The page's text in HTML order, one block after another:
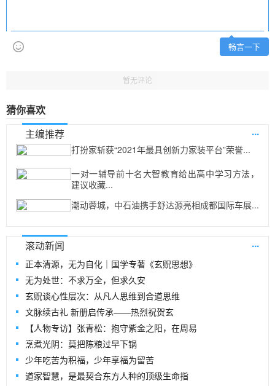
畅言一下
暂无评论
猜你喜欢
主编推荐
...
打扮家斩获“2021年最具创新力家装平台”荣誉...
一对一辅导前十名大智教育给出高中学习方法，
建议收藏...
潮动蓉城，中石油携手舒达源亮相成都国际车展...
滚动新闻 ...
正本清源，无为自化｜国学专著《玄贶思想》
无为处世：不求万全，但求久安
玄贶谈心性层次：从凡人思维到合道思维
文脉续古礼 新册启传承——热烈祝贺玄
【人物专访】张青松：抱守紫金之阳，在周易
烹煮光阴：莫把陈粮过早下锅
少年吃苦为积福，少年享福为留苦
道家智慧，是最契合东方人种的顶级生命指